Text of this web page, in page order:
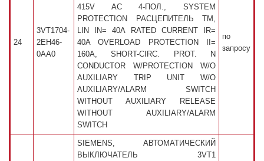
24
3VT1704-
2EH46-
0AA0
415V AC 4-ПОЛ., SYSTEM
PROTECTION РАСЦЕПИТЕЛЬ TM,
LIN IN= 40A RATED CURRENT IR=
40A OVERLOAD PROTECTION II=
160A, SHORT-CIRC. PROT. N
CONDUCTOR W/PROTECTION W/O
AUXILIARY TRIP UNIT W/O
AUXILIARY/ALARM SWITCH
WITHOUT AUXILIARY RELEASE
WITHOUT AUXILIARY/ALARM
SWITCH
по
запросу
SIEMENS, АВТОМАТИЧЕСКИЙ
ВЫКЛЮЧАТЕЛЬ 3VT1